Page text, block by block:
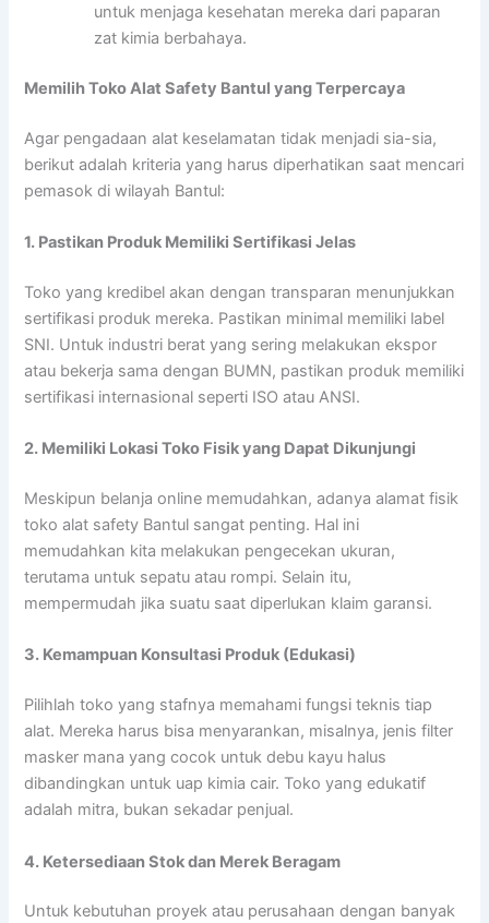
untuk menjaga kesehatan mereka dari paparan
zat kimia berbahaya.
Memilih Toko Alat Safety Bantul yang Terpercaya
Agar pengadaan alat keselamatan tidak menjadi sia-sia,
berikut adalah kriteria yang harus diperhatikan saat mencari
pemasok di wilayah Bantul:
1. Pastikan Produk Memiliki Sertifikasi Jelas
Toko yang kredibel akan dengan transparan menunjukkan
sertifikasi produk mereka. Pastikan minimal memiliki label
SNI. Untuk industri berat yang sering melakukan ekspor
atau bekerja sama dengan BUMN, pastikan produk memiliki
sertifikasi internasional seperti ISO atau ANSI.
2. Memiliki Lokasi Toko Fisik yang Dapat Dikunjungi
Meskipun belanja online memudahkan, adanya alamat fisik
toko alat safety Bantul sangat penting. Hal ini
memudahkan kita melakukan pengecekan ukuran,
terutama untuk sepatu atau rompi. Selain itu,
mempermudah jika suatu saat diperlukan klaim garansi.
3. Kemampuan Konsultasi Produk (Edukasi)
Pilihlah toko yang stafnya memahami fungsi teknis tiap
alat. Mereka harus bisa menyarankan, misalnya, jenis filter
masker mana yang cocok untuk debu kayu halus
dibandingkan untuk uap kimia cair. Toko yang edukatif
adalah mitra, bukan sekadar penjual.
4. Ketersediaan Stok dan Merek Beragam
Untuk kebutuhan proyek atau perusahaan dengan banyak